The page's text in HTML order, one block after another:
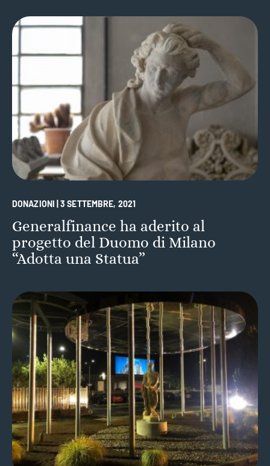
DONAZIONI | 3 SETTEMBRE, 2021
Generalfinance ha aderito al
progetto del Duomo di Milano
“Adotta una Statua”